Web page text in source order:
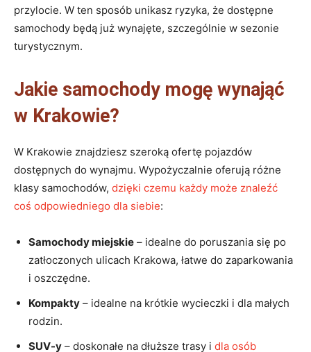
przylocie. W ten sposób unikasz ryzyka, że dostępne
samochody będą już wynajęte, szczególnie w sezonie
turystycznym.
Jakie samochody mogę wynająć
w Krakowie?
W Krakowie znajdziesz szeroką ofertę pojazdów
dostępnych do wynajmu. Wypożyczalnie oferują różne
klasy samochodów, dzięki czemu każdy może znaleźć
coś odpowiedniego dla siebie:
Samochody miejskie – idealne do poruszania się po
zatłoczonych ulicach Krakowa, łatwe do zaparkowania
i oszczędne.
Kompakty – idealne na krótkie wycieczki i dla małych
rodzin.
SUV-y – doskonałe na dłuższe trasy i dla osób